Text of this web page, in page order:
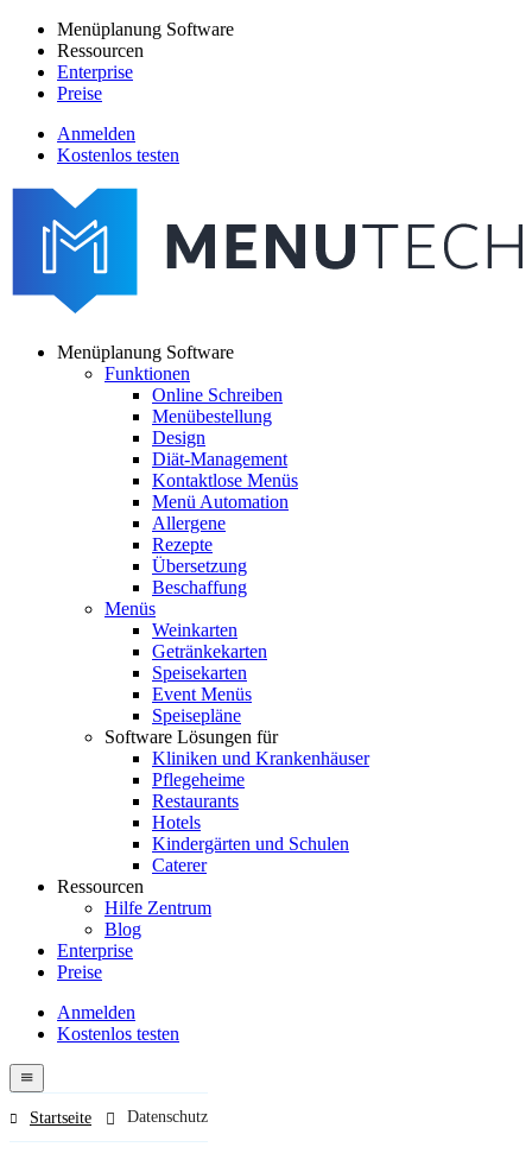
Direkt
zum
Inhalt
Main
navigation
Menüplanung Software
Ressourcen
Enterprise
Preise
menutech
navigation
Anmelden
Kostenlos testen
navigation
Menüplanung Software
Funktionen
Online Schreiben
Menübestellung
Design
Diät-Management
Kontaktlose Menüs
Menü Automation
Allergene
Rezepte
Übersetzung
Beschaffung
Menüs
Weinkarten
Getränkekarten
Speisekarten
Event Menüs
Speisepläne
Software Lösungen für
Kliniken und Krankenhäuser
Pflegeheime
Restaurants
Hotels
Kindergärten und Schulen
Caterer
Ressourcen
Hilfe Zentrum
Blog
Enterprise
Preise
Menutech
navigation
Anmelden
Kostenlos testen
menu
Startseite Datenschutz